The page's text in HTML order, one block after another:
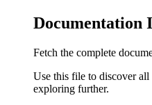
Documentation
Fetch the complete
Use this file to discover all
exploring further.